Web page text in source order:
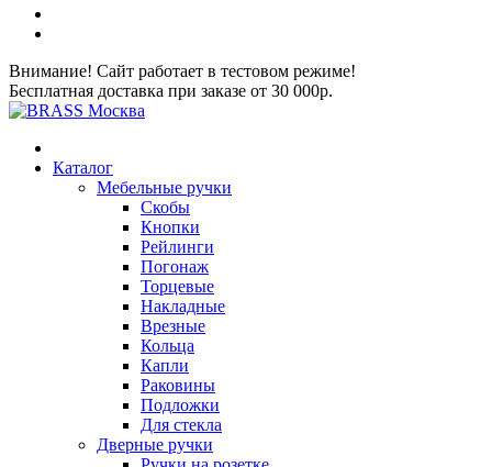
Внимание! Сайт работает в тестовом режиме!
Бесплатная доставка при заказе от 30 000р.
Каталог
Мебельные ручки
Скобы
Кнопки
Рейлинги
Погонаж
Торцевые
Накладные
Врезные
Кольца
Капли
Раковины
Подложки
Для стекла
Дверные ручки